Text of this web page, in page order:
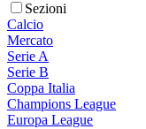
Sezioni
Calcio
Mercato
Serie A
Serie B
Coppa Italia
Champions League
Europa League